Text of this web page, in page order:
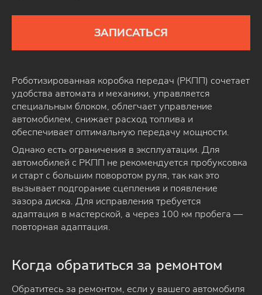
ЗАПИСАТЬСЯ
Роботизированная коробка передач (РКПП) сочетает
удобства автомата и механики, управляется
специальным блоком, облегчает управление
автомобилем, снижает расход топлива и
обеспечивает оптимальную передачу мощности.
Однако есть ограничения в эксплуатации. Для
автомобилей с РКПП не рекомендуется пробуксовка
и старт с большим поворотом руля, так как это
вызывает подгорание сцепления и появление
зазора диска. Для исправления требуется
адаптация в мастерской, а через 100 км пробега —
повторная адаптация.
Когда обратиться за ремонтом
Обратитесь за ремонтом, если у вашего автомобиля